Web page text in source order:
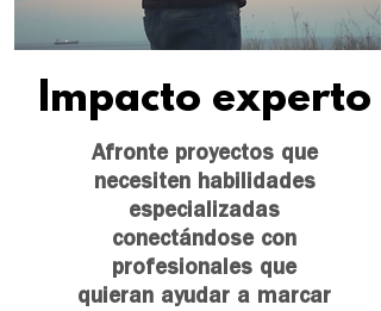
Impacto experto
Afronte proyectos que
necesiten habilidades
especializadas
conectándose con
profesionales que
quieran ayudar a marcar